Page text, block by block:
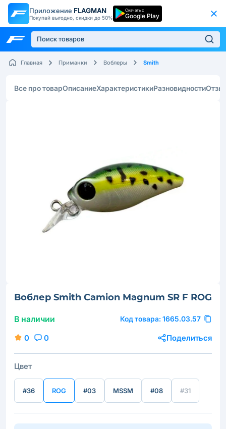
Приложение FLAGMAN
Покупай выгодно, скидки до 50%
Скачать с
Google Play
Главная Приманки Воблеры Smith
Все про товарОписаниеХарактеристикиРазновидности
Воблер Smith Camion Magnum SR F ROG
В наличии Код товара: 1665.03.57
0 0 Поделиться
Цвет
#36 ROG #03 MSSM #08 #31